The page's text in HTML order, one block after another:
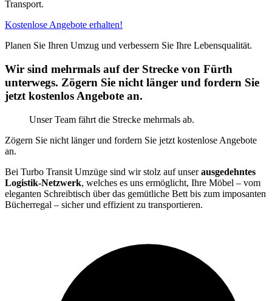
Transport.
Kostenlose Angebote erhalten!
Planen Sie Ihren Umzug und verbessern Sie Ihre Lebensqualität.
Wir sind mehrmals auf der Strecke von Fürth
unterwegs. Zögern Sie nicht länger und fordern Sie
jetzt kostenlos Angebote an.
Unser Team fährt die Strecke mehrmals ab.
Zögern Sie nicht länger und fordern Sie jetzt kostenlose Angebote
an.
Bei Turbo Transit Umzüge sind wir stolz auf unserausgedehntes
Logistik-Netzwerk, welches es uns ermöglicht, Ihre Möbel – vom
eleganten Schreibtisch über das gemütliche Bett bis zum imposanten
Bücherregal – sicher und effizient zu transportieren.